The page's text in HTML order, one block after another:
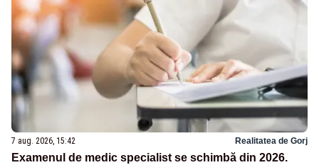
7 aug. 2026, 15:42 Realitatea de Gorj
Examenul de medic specialist se schimbă din 2026.